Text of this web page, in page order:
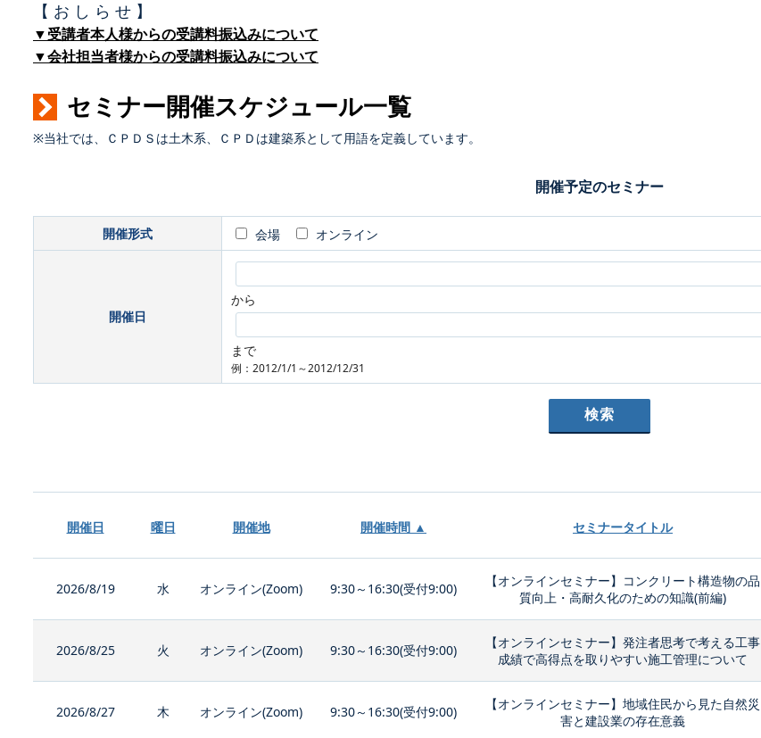
【 お し ら せ 】
▼受講者本人様からの受講料振込みについて
▼会社担当者様からの受講料振込みについて
セミナー開催スケジュール一覧
※当社では、ＣＰＤＳは土木系、ＣＰＤは建築系として用語を定義しています。
開催予定のセミナー
開催形式 会場 オンライン
開催日
から
まで
例：2012/1/1～2012/12/31
開催日 曜日 開催地 開催時間 ▲ セミナータイトル
2026/8/19 水 オンライン(Zoom) 9:30～16:30(受付9:00)
【オンラインセミナー】コンクリート構造物の品
質向上・高耐久化のための知識(前編)
2026/8/25 火 オンライン(Zoom) 9:30～16:30(受付9:00)
【オンラインセミナー】発注者思考で考える工事
成績で高得点を取りやすい施工管理について
2026/8/27 木 オンライン(Zoom) 9:30～16:30(受付9:00)
【オンラインセミナー】地域住民から見た自然災
害と建設業の存在意義